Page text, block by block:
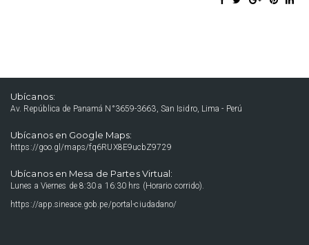
Ubícanos:
Av. República de Panamá N°3659-3663, San Isidro, Lima - Perú
Ubícanos en Google Maps:
https://goo.gl/maps/fq6RUX8E9ucbZ9729
Ubícanos en Mesa de Partes Virtual:
Lunes a Viernes de 8:30 a 16:30 hrs (Horario corrido).
https://app.sineace.gob.pe/portal-ciudadano/